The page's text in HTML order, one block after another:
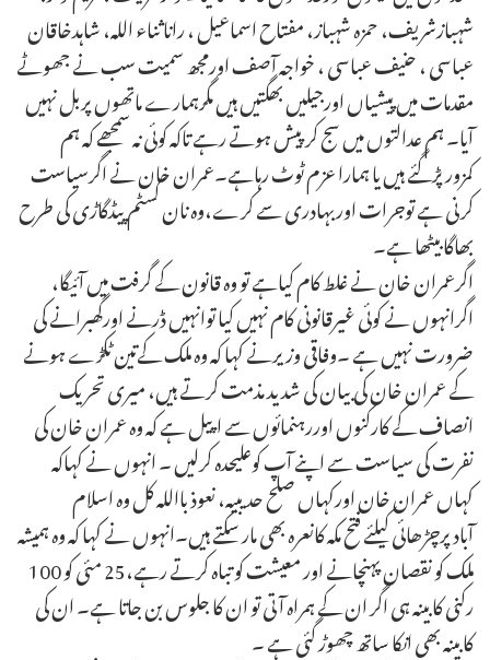
شہبازشریف، حمزہ شہباز، مفتاح اسماعیل ، راناثناء اللہ، شاہدخاقان
عباسی ، حنیف عباسی ، خواجہ آصف اورمجھ سمیت سب نے جھوٹے
مقدمات میں پیشیاں اورجیلیں بھگتیں ہیں مگرہمارے ماتھوں پربل نہیں
آیا۔ ہم عدالتوں میں سج کرپیش ہوتے رہے تاکہ کوئی نہ سمجھے کہ ہم
کمزورپڑگئے ہیں یا ہمارا عزم ٹوٹ رہاہے۔عمران خان نے اگرسیاست
کرنی ہے توجرات اوربہادری سے کرے،وہ نان کسٹم پیڈگاڑی کی طرح
بھاگا بیٹھا ہے۔
اگرعمران خان نے غلط کام کیاہے تو وہ قانون کے گرفت میں آئیگا،
اگرانہوں نے کوئی غیرقانونی کام نہیں کیا توانہیں ڈرنے اورگھبرانے کی
ضرورت نہیں ہے ۔وفاقی وزیرنے کہا کہ وہ ملک کےتین ٹکڑے ہونے
کے عمران خان کی بیان کی شدید مذمت کرتے ہیں، میری تحریک
انصاف کے کارکنوں اوررہنمائوں سے اپیل ہے کہ وہ عمران خان کی
نفرت کی سیاست سے اپنے آپ کوعلیحدہ کرلیں ۔ انہوں نے کہاکہ
کہاں عمران خان اورکہاں صلح حدیبیہ، نعوذ بااللہ کل وہ اسلام
آبادپرچڑھائی کیلئے فتح مکہ کانعرہ بھی مار سکتے ہیں۔انہوں نے کہا کہ وہ ہمیشہ
ملک کو نقصان پہنچانے اور معیشت کو تباہ کرتے رہے،25 مئی کو 100
رکنی کابینہ ہی اگر ان کے ہمراہ آتی تو ان کا جلوس بن جاتا ہے۔ ان کی
کابینہ بھی انکا ساتھ چھوڑ گئی ہے ۔